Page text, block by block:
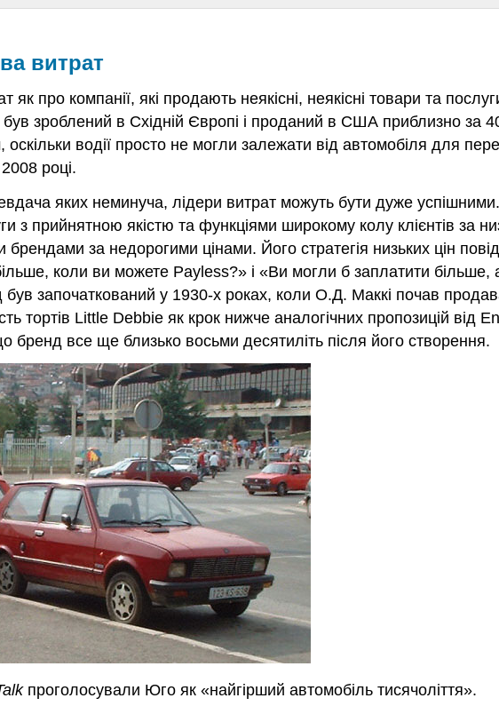
витрат
як про компанії, які продають неякісні, неякісні товари та
зроблений в Східній Європі і проданий в США приблизно за
водії просто не могли залежати від автомобіля для
році.
яких неминуча, лідери витрат можуть бути дуже
з прийнятною якістю та функціями широкому колу клієнтів за
за недорогими цінами. Його стратегія низьких цін
коли ви можете Payless?» і «Ви могли б заплатити більше,
започаткований у 1930-х роках, коли О.Д. Маккі почав
тортів Little Debbie як крок нижче аналогічних пропозицій
бренд все ще близько восьми десятиліть після його створення.
проголосували Юго як «найгірший автомобіль тисячоліття».